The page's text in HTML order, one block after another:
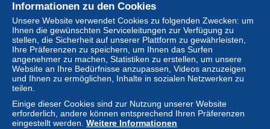
Neu
Informationen zu den Cookies
Unsere Website verwendet Cookies zu folgenden Zwecken: um
Ihnen die gewünschten Serviceleitungen zur Verfügung zu
stellen, die Sicherheit auf unserer Plattform zu gewährleisten,
Ihre Präferenzen zu speichern, um Ihnen das Surfen
angenehmer zu machen, Statistiken zu erstellen, um unsere
Website an Ihre Bedürfnisse anzupassen, Videos anzuzeigen
und Ihnen zu ermöglichen, Inhalte in sozialen Netzwerken zu
teilen.
Einige dieser Cookies sind zur Nutzung unserer Website
erforderlich, andere können entsprechend Ihren Präferenzen
eingestellt werden. Weitere Informationen